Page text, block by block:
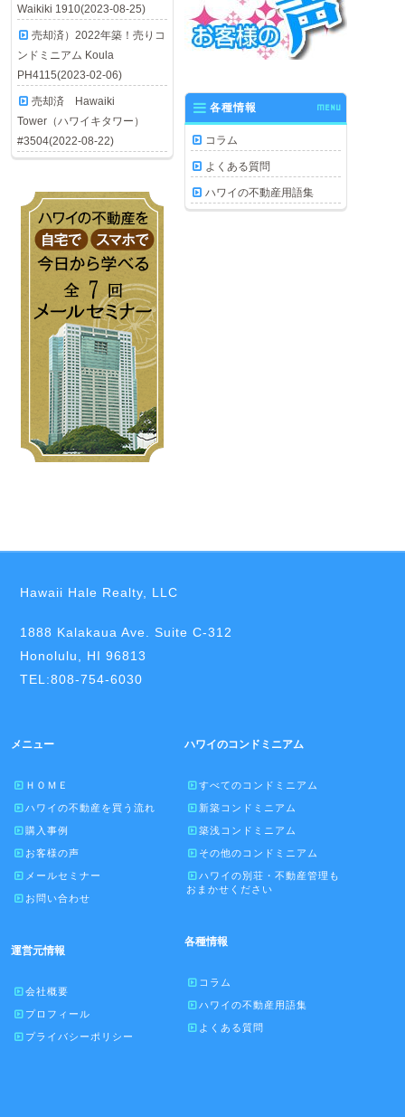
Waikiki 1910(2023-08-25)
売却済）2022年築！売りコ
ンドミニアム Koula
PH4115(2023-02-06)
売却済 Hawaiki
Tower（ハワイキタワー）
#3504(2022-08-22)
各種情報 MENU
コラム
よくある質問
ハワイの不動産用語集
Hawaii Hale Realty, LLC
1888 Kalakaua Ave. Suite C-312
Honolulu, HI 96813
TEL:808-754-6030
メニュー
ＨＯＭＥ
ハワイの不動産を買う流れ
購入事例
お客様の声
メールセミナー
お問い合わせ
ハワイのコンドミニアム
すべてのコンドミニアム
新築コンドミニアム
築浅コンドミニアム
その他のコンドミニアム
ハワイの別荘・不動産管理も
おまかせください
各種情報
コラム
ハワイの不動産用語集
よくある質問
運営元情報
会社概要
プロフィール
プライバシーポリシー